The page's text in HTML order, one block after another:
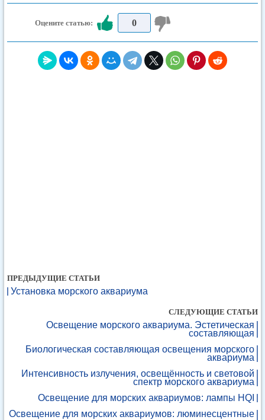
Оцените статью: 0
ПРЕДЫДУЩИЕ СТАТЬИ
Установка морского аквариума
СЛЕДУЮЩИЕ СТАТЬИ
Освещение морского аквариума. Эстетическая
составляющая
Биологическая составляющая освещения морского
аквариума
Интенсивность излучения, освещённость и световой
спектр морского аквариума
Освещение для морских аквариумов: лампы HQI
Освещение для морских аквариумов: люминесцентные